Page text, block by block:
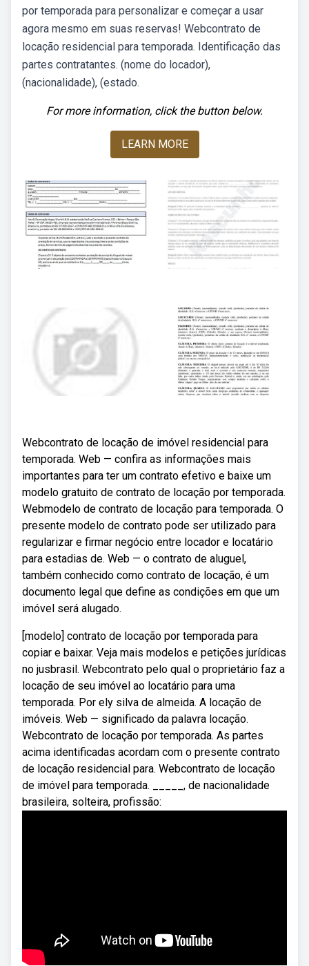
por temporada para personalizar e começar a usar
agora mesmo em suas reservas! Webcontrato de
locação residencial para temporada. Identificação das
partes contratantes. (nome do locador),
(nacionalidade), (estado.
For more information, click the button below.
LEARN MORE
Webcontrato de locação de imóvel residencial para
temporada. Web — confira as informações mais
importantes para ter um contrato efetivo e baixe um
modelo gratuito de contrato de locação por temporada.
Webmodelo de contrato de locação para temporada. O
presente modelo de contrato pode ser utilizado para
regularizar e firmar negócio entre locador e locatário
para estadias de. Web — o contrato de aluguel,
também conhecido como contrato de locação, é um
documento legal que define as condições em que um
imóvel será alugado.
[modelo] contrato de locação por temporada para
copiar e baixar. Veja mais modelos e petições jurídicas
no jusbrasil. Webcontrato pelo qual o proprietário faz a
locação de seu imóvel ao locatário para uma
temporada. Por ely silva de almeida. A locação de
imóveis. Web — significado da palavra locação.
Webcontrato de locação por temporada. As partes
acima identificadas acordam com o presente contrato
de locação residencial para. Webcontrato de locação
de imóvel para temporada. _____, de nacionalidade
brasileira, solteira, profissão: